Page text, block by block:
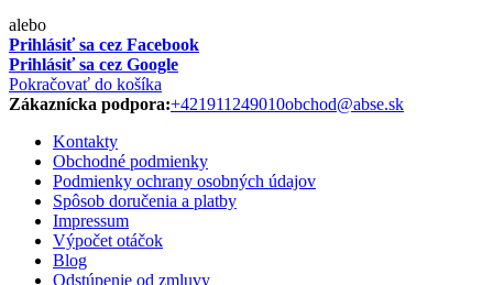
alebo
Prihlásiť sa cez Facebook
Prihlásiť sa cez Google
Pokračovať do košíka
Zákaznícka podpora:+421911249010obchod@abse.sk
Kontakty
Obchodné podmienky
Podmienky ochrany osobných údajov
Spôsob doručenia a platby
Impressum
Výpočet otáčok
Blog
Odstúpenie od zmluvy